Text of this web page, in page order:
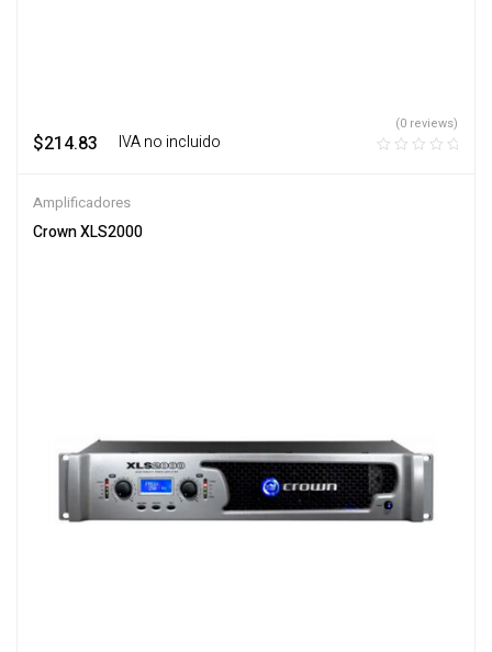
$214.83 ‎ ‎ ‎ IVA no incluido
(0 reviews)
Amplificadores
Crown XLS2000